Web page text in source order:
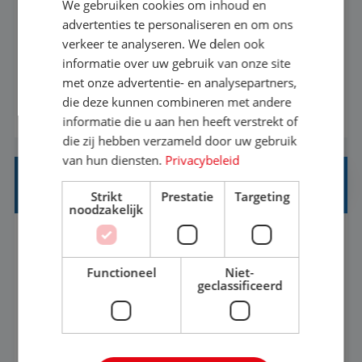
Met jouw ervaring in de reisbranche of
achtergrond in toerisme ben je klaar voor de
volgende stap. Vanaf je stoel reis je de hele
wereld over en speel je moeiteloos in op de
wensen van je team, je klant en wat er in de
reiswereld gebeurt. Met je enthousiasme weet je
klanten te overtuigen om die droomreis te
boeken! ...
BEKIJK VACATURE
REISADVISEUR ALLROUND
Aalsmeer, Noord-Holland, Nederland
33-36 uur
MBO
Een vakantie plannen is het leukste dat er is. Of
het nu voor jezelf is, of voor een ander: jij vindt
We gebruiken cookies om inhoud en
advertenties te personaliseren en om ons
verkeer te analyseren. We delen ook
informatie over uw gebruik van onze site
met onze advertentie- en analysepartners,
die deze kunnen combineren met andere
informatie die u aan hen heeft verstrekt of
die zij hebben verzameld door uw gebruik
van hun diensten. Privacybeleid
Strikt
noodzakelijk
Prestatie Targeting
Functioneel
Niet-
geclassificeerd